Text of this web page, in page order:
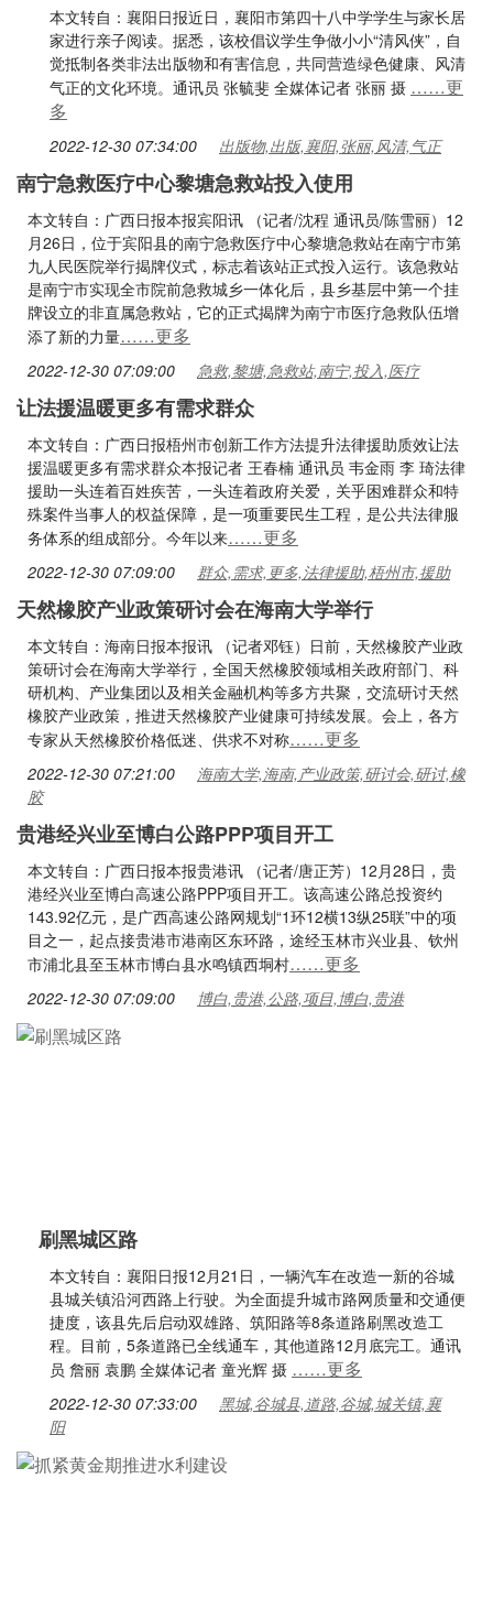
本文转自：襄阳日报近日，襄阳市第四十八中学学生与家长居
家进行亲子阅读。据悉，该校倡议学生争做小小“清风侠”，自
觉抵制各类非法出版物和有害信息，共同营造绿色健康、风清
气正的文化环境。通讯员 张毓斐 全媒体记者 张丽 摄 ……更
多
2022-12-30 07:34:00 出版物,出版,襄阳,张丽,风清,气正
南宁急救医疗中心黎塘急救站投入使用
本文转自：广西日报本报宾阳讯 （记者/沈程 通讯员/陈雪丽）12
月26日，位于宾阳县的南宁急救医疗中心黎塘急救站在南宁市第
九人民医院举行揭牌仪式，标志着该站正式投入运行。该急救站
是南宁市实现全市院前急救城乡一体化后，县乡基层中第一个挂
牌设立的非直属急救站，它的正式揭牌为南宁市医疗急救队伍增
添了新的力量……更多
2022-12-30 07:09:00 急救,黎塘,急救站,南宁,投入,医疗
让法援温暖更多有需求群众
本文转自：广西日报梧州市创新工作方法提升法律援助质效让法
援温暖更多有需求群众本报记者 王春楠 通讯员 韦金雨 李 琦法律
援助一头连着百姓疾苦，一头连着政府关爱，关乎困难群众和特
殊案件当事人的权益保障，是一项重要民生工程，是公共法律服
务体系的组成部分。今年以来……更多
2022-12-30 07:09:00 群众,需求,更多,法律援助,梧州市,援助
天然橡胶产业政策研讨会在海南大学举行
本文转自：海南日报本报讯 （记者邓钰）日前，天然橡胶产业政
策研讨会在海南大学举行，全国天然橡胶领域相关政府部门、科
研机构、产业集团以及相关金融机构等多方共聚，交流研讨天然
橡胶产业政策，推进天然橡胶产业健康可持续发展。会上，各方
专家从天然橡胶价格低迷、供求不对称……更多
2022-12-30 07:21:00
海南大学,海南,产业政策,研讨会,研讨,橡
胶
贵港经兴业至博白公路PPP项目开工
本文转自：广西日报本报贵港讯 （记者/唐正芳）12月28日，贵
港经兴业至博白高速公路PPP项目开工。该高速公路总投资约
143.92亿元，是广西高速公路网规划“1环12横13纵25联”中的项
目之一，起点接贵港市港南区东环路，途经玉林市兴业县、钦州
市浦北县至玉林市博白县水鸣镇西垌村……更多
2022-12-30 07:09:00 博白,贵港,公路,项目,博白,贵港
刷黑城区路
本文转自：襄阳日报12月21日，一辆汽车在改造一新的谷城
县城关镇沿河西路上行驶。为全面提升城市路网质量和交通便
捷度，该县先后启动双雄路、筑阳路等8条道路刷黑改造工
程。目前，5条道路已全线通车，其他道路12月底完工。通讯
员 詹丽 袁鹏 全媒体记者 童光辉 摄 ……更多
2022-12-30 07:33:00
黑城,谷城县,道路,谷城,城关镇,襄
阳